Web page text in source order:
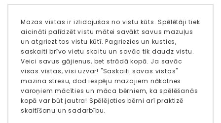
Mazas vistas ir izlidojušas no vistu kūts. Spēlētāji tiek
aicināti palīdzēt vistu mātei savākt savus mazuļus
un atgriezt tos vistu kūtī. Pagriezies un kusties,
saskaiti brīvo vietu skaitu un savāc tik daudz vistu.
Veici savus gājienus, bet strādā kopā. Ja savāc
visas vistas, visi uzvar! "Saskaiti savas vistas"
mazina stresu, dod iespēju mazajiem nākotnes
varoņiem mācīties un māca bērniem, ka spēlēšanās
kopā var būt jautra! Spēlējoties bērni arī praktizē
skaitīšanu un sadarbību.